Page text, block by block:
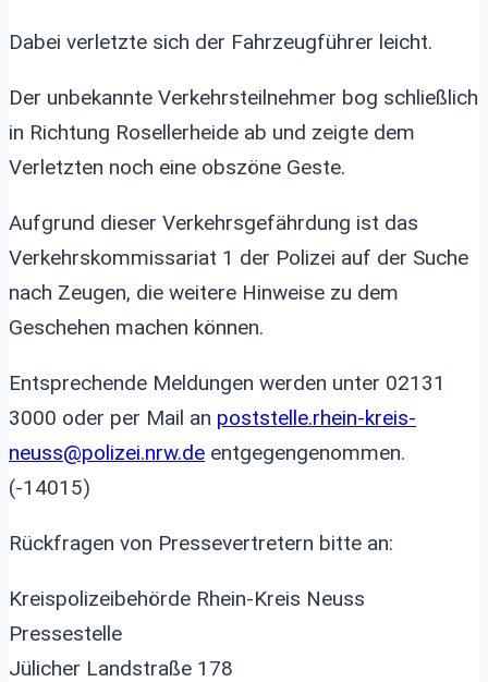
Dabei verletzte sich der Fahrzeugführer leicht.
Der unbekannte Verkehrsteilnehmer bog schließlich
in Richtung Rosellerheide ab und zeigte dem
Verletzten noch eine obszöne Geste.
Aufgrund dieser Verkehrsgefährdung ist das
Verkehrskommissariat 1 der Polizei auf der Suche
nach Zeugen, die weitere Hinweise zu dem
Geschehen machen können.
Entsprechende Meldungen werden unter 02131
3000 oder per Mail an poststelle.rhein-kreis-
neuss@polizei.nrw.de entgegengenommen.
(-14015)
Rückfragen von Pressevertretern bitte an:
Kreispolizeibehörde Rhein-Kreis Neuss
Pressestelle
Jülicher Landstraße 178